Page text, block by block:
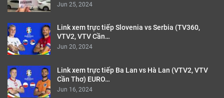
Jun 25, 2024
Link xem trực tiếp Slovenia vs Serbia (TV360,
VTV2, VTV Cần…
Jun 20, 2024
Link xem trực tiếp Ba Lan vs Hà Lan (VTV2, VTV
Cần Thơ) EURO…
Jun 16, 2024